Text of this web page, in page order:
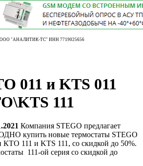
ООО "АНАЛИТИК-ТС" ИНН 7719025656
011 и KTS 011
111
Компания STEGO предлагает
купить новые термостаты STEGO
КТО 111 и KTS 111, со скидкой до 50%.
111-ой серия со скидкой до